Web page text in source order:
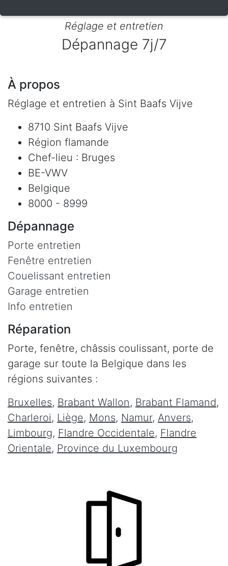
Réglage et entretien
Dépannage 7j/7
À propos
Réglage et entretien à Sint Baafs Vijve
8710 Sint Baafs Vijve
Région flamande
Chef-lieu : Bruges
BE-VWV
Belgique
8000 - 8999
Dépannage
Porte entretien
Fenêtre entretien
Couelissant entretien
Garage entretien
Info entretien
Réparation
Porte, fenêtre, châssis coulissant, porte de
garage sur toute la Belgique dans les
régions suivantes :
Bruxelles, Brabant Wallon, Brabant Flamand,
Charleroi, Liège, Mons, Namur, Anvers,
Limbourg, Flandre Occidentale, Flandre
Orientale, Province du Luxembourg